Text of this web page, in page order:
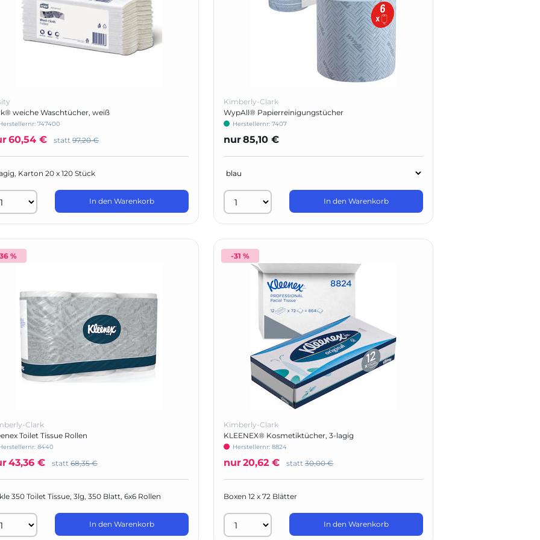
weiche Waschtücher, weiß
747400
60,54 € statt 97,20 €
Karton 20 x 120 Stück
In den Warenkorb
Kimberly-Clark
WypAll® Papierreinigungstücher
Herstellernr: 7407
nur85,10 €
In den Warenkorb
%
Clark
Toilet Tissue Rollen
8440
43,36 € statt 68,35 €
350 Toilet Tissue, 3lg, 350 Blatt, 6x6 Rollen
In den Warenkorb
-31 %
Kimberly-Clark
KLEENEX® Kosmetiktücher, 3-lagig
Herstellernr: 8824
nur20,62 € statt 30,00 €
Boxen 12 x 72 Blätter
In den Warenkorb